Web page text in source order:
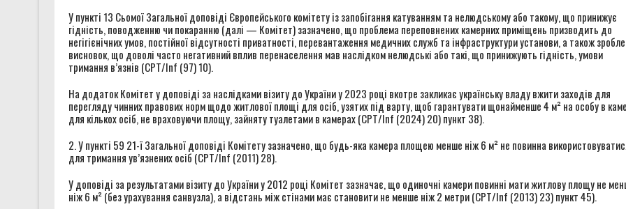
У пункті 13 Сьомої Загальної доповіді Європейського комітету із запобігання катуванням та нелюдському або такому, що принижує
гідність, поводженню чи покаранню (далі — Комітет) зазначено, що проблема переповнених камерних приміщень призводить до
негігієнічних умов, постійної відсутності приватності, перевантаження медичних служб та інфраструктури установи, а також
висновок, що доволі часто негативний вплив перенаселення мав наслідком нелюдські або такі, що принижують гідність, умови
тримання в’язнів (CPT/Inf (97) 10).
На додаток Комітет у доповіді за наслідками візиту до України у 2023 році вкотре закликає українську владу вжити заходів для
перегляду чинних правових норм щодо житлової площі для осіб, узятих під варту, щоб гарантувати щонайменше 4 м² на особу в
для кількох осіб, не враховуючи площу, зайняту туалетами в камерах (CPT/Inf (2024) 20) пункт 38).
2. У пункті 59 21-ї Загальної доповіді Комітету зазначено, що будь-яка камера площею менше ніж 6 м² не повинна
для тримання ув’язнених осіб (CPT/Inf (2011) 28).
У доповіді за результатами візиту до України у 2012 році Комітет зазначає, що одиночні камери повинні мати житлову площу не
ніж 6 м² (без урахування санвузла), а відстань між стінами має становити не менше ніж 2 метри (CPT/Inf (2013) 23) пункт 45).